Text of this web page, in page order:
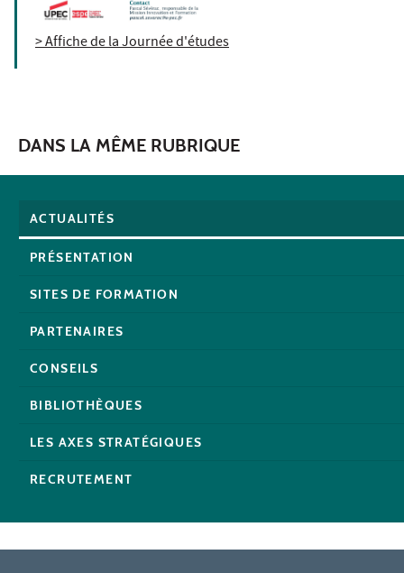
> Affiche de la Journée d'études
DANS LA MÊME RUBRIQUE
ACTUALITÉS
PRÉSENTATION
SITES DE FORMATION
PARTENAIRES
CONSEILS
BIBLIOTHÈQUES
LES AXES STRATÉGIQUES
RECRUTEMENT